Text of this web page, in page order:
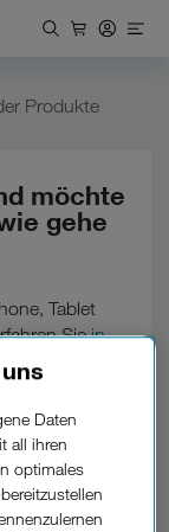
Produkte
möchte
gehe
Tablet
Siein
Daten
all ihren
optimales